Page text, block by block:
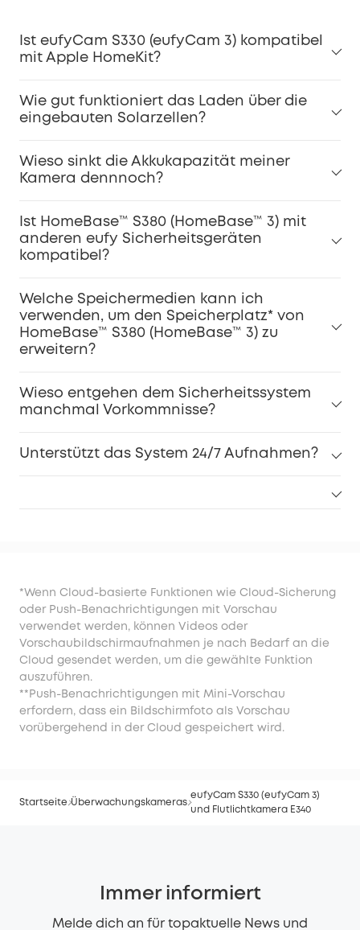
Ist eufyCam S330 (eufyCam 3) kompatibel
mit Apple HomeKit?
Wie gut funktioniert das Laden über die
eingebauten Solarzellen?
Wieso sinkt die Akkukapazität meiner
Kamera dennnoch?
Ist HomeBase™ S380 (HomeBase™ 3) mit
anderen eufy Sicherheitsgeräten
kompatibel?
Welche Speichermedien kann ich
verwenden, um den Speicherplatz* von
HomeBase™ S380 (HomeBase™ 3) zu
erweitern?
Wieso entgehen dem Sicherheitssystem
manchmal Vorkommnisse?
Unterstützt das System 24/7 Aufnahmen?
*Wenn Cloud-basierte Funktionen wie Cloud-Sicherung
oder Push-Benachrichtigungen mit Vorschau
verwendet werden, können Videos oder
Vorschaubildschirmaufnahmen je nach Bedarf an die
Cloud gesendet werden, um die gewählte Funktion
auszuführen.
**Push-Benachrichtigungen mit Mini-Vorschau
erfordern, dass ein Bildschirmfoto als Vorschau
vorübergehend in der Cloud gespeichert wird.
Startseite Überwachungskameras
eufyCam S330 (eufyCam 3)
und Flutlichtkamera E340
Immer informiert
Melde dich an für topaktuelle News und